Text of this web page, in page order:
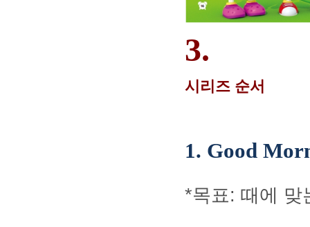
3.
시리즈 순서
1. Good
*목표: 때에 맞